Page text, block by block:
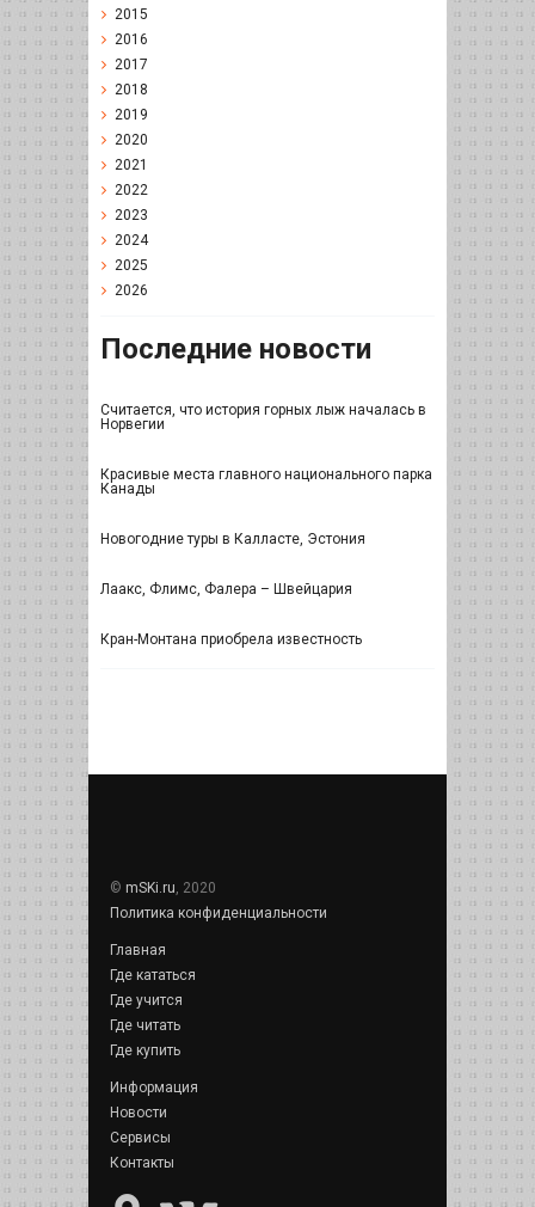
2015
2016
2017
2018
2019
2020
2021
2022
2023
2024
2025
2026
Последние новости
Считается, что история горных лыж началась в
Норвегии
Красивые места главного национального парка
Канады
Новогодние туры в Калласте, Эстония
Лаакс, Флимс, Фалера – Швейцария
Кран-Монтана приобрела известность
© mSKi.ru, 2020
Политика конфиденциальности
Главная
Где кататься
Где учится
Где читать
Где купить
Информация
Новости
Сервисы
Контакты